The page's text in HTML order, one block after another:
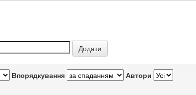
Впорядкування Автори